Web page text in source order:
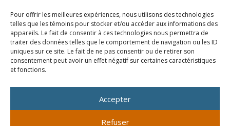
Pour offrir les meilleures expériences, nous utilisons des technologies
telles que les témoins pour stocker et/ou accéder aux informations des
appareils. Le fait de consentir à ces technologies nous permettra de
traiter des données telles que le comportement de navigation ou les ID
uniques sur ce site. Le fait de ne pas consentir ou de retirer son
consentement peut avoir un effet négatif sur certaines caractéristiques
et fonctions.
Accepter
Refuser
Téléphone : (450) 451-5203
Direction générale :
dir@tressaintredempteur.ca